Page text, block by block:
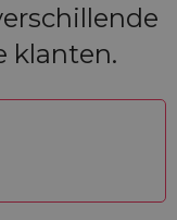
klanten.